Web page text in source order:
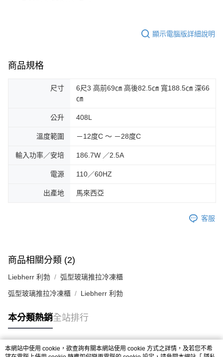
顯示電腦版詳細說明
商品規格
尺寸
6尺3 高前69㎝ 高後82.5㎝ 寬188.5㎝ 深66
㎝
公升 408L
溫度範圍 －12度C ～ －28度C
輸入功率／安培 186.7W ／2.5A
電源 110／60HZ
出產地 馬來西亞
客服
商品相關分類 (2)
Liebherr 利勃 弧型玻璃推拉冷凍櫃
弧型玻璃推拉冷凍櫃 Liebherr 利勃
本分類熱銷全站排行
本網站中使用 cookie，欲查詢有關本網站使用 cookie 方式之詳情，及若您不希